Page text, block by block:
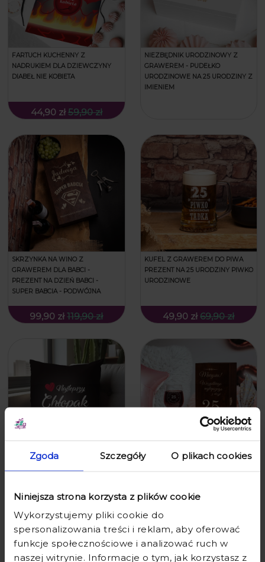
Zgoda Szczegóły O plikach cookies
Niniejsza strona korzysta z plików cookie
Wykorzystujemy pliki cookie do
spersonalizowania treści i reklam, aby oferować
funkcje społecznościowe i analizować ruch w
naszej witrynie. Informacje o tym, jak korzystasz z
FARTUCH KUCHENNY Z
NADRUKIEM DLA DZIEWCZYNY
DIABEŁ NIE KOBIETA
44,90 zł 59,90 zł
NIEZBĘDNIK URODZINOWY Z
GRAWEREM - PUDEŁKO
URODZINOWE NA 25 URODZINY Z
IMIENIEM
SKRZYNKA NA WINO Z
GRAWEREM DLA BABCI -
PREZENT NA DZIEŃ BABCI -
SUPER BABCIA - PODWÓJNA
99,90 zł 119,90 zł
KUFEL Z GRAWEREM DO PIWA
PREZENT NA 25 URODZINY PIWKO
URODZINOWE
49,90 zł 69,90 zł
PODUSZKA DLA CHŁOPAKA -
PREZENT DLA NIEGO NA DZIEŃ
35,90 zł 39,90 zł
KIELISZEK DO WINA W SKRZYNCE
NAJLEPSZEGO Z OKAZJI 25
79,90 zł